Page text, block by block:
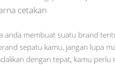
cetakan
anda membuat suatu brand
sepatu kamu, jangan lupa
dengan tepat, kamu